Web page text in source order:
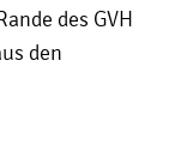
des GVH
den